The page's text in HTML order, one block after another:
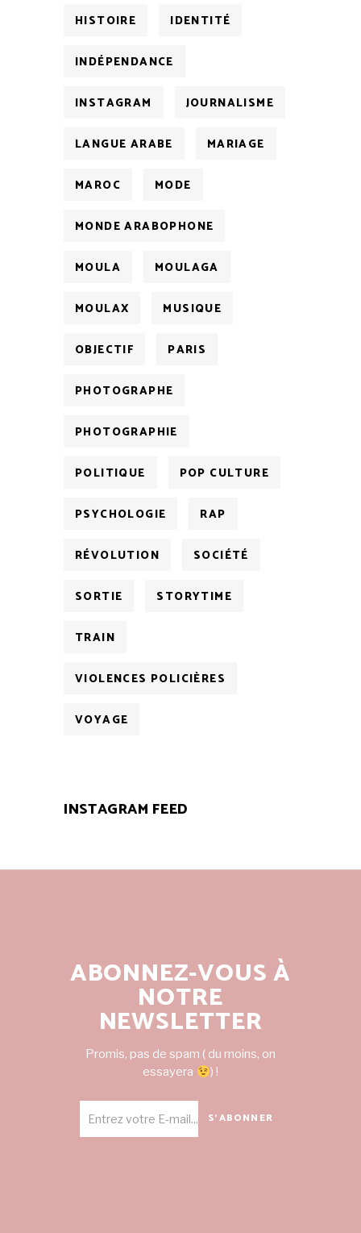
HISTOIRE IDENTITÉ
INDÉPENDANCE
INSTAGRAM JOURNALISME
LANGUE ARABE MARIAGE
MAROC MODE
MONDE ARABOPHONE
MOULA MOULAGA
MOULAX MUSIQUE
OBJECTIF PARIS
PHOTOGRAPHE
PHOTOGRAPHIE
POLITIQUE POP CULTURE
PSYCHOLOGIE RAP
RÉVOLUTION SOCIÉTÉ
SORTIE STORYTIME
TRAIN
VIOLENCES POLICIÈRES
VOYAGE
INSTAGRAM FEED
ABONNEZ-VOUS À
NOTRE
NEWSLETTER
Promis, pas de spam ( du moins, on
essayera
) !
S'ABONNER